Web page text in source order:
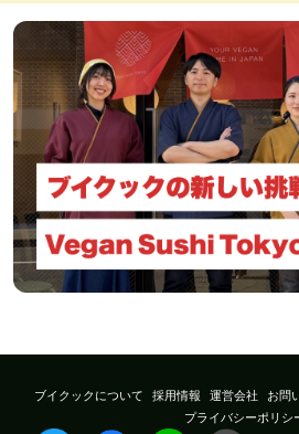
ブイクックについて 採用情報 運営会社 お問
プライバシーポリシ